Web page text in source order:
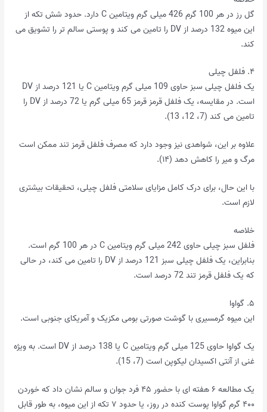
گل رز در هر 100 گرم 426 میلی گرم ویتامین C دارد. حدود شش تکه از
این میوه 132 درصد از DV را تامین می کند و پوستی سالم تر را تشویق می
کند.
۴. فلفل چیلی
یک فلفل چیلی سبز حاوی 109 میلی گرم ویتامین C یا 121 درصد از DV
است. در مقایسه، یک فلفل قرمز قرمز 65 میلی گرم یا 72 درصد از DV را
تامین می کند (7، 12، 13).
علاوه بر این، شواهدی نیز وجود دارد که مصرف فلفل قرمز تند ممکن است
مرگ و میر را کاهش دهد (۱۴).
با این حال، برای درک کامل مزایای سلامتی فلفل چیلی، تحقیقات بیشتری
لازم است.
خلاصه
فلفل سبز چیلی حاوی 242 میلی گرم ویتامین C در هر 100 گرم است.
بنابراین، یک فلفل چیلی سبز 121 درصد از DV را تامین می کند، در حالی
که یک فلفل قرمز تند 72 درصد است.
۵. گواوا
این میوه گرمسیری با گوشت صورتی بومی مکزیک و آمریکای جنوبی است.
یک گواوا حاوی 125 میلی گرم ویتامین C یا 138 درصد از DV است. به ویژه
غنی از آنتی اکسیدان لیکوپن است (7، 15).
یک مطالعه ۶ هفته ای با حضور ۴۵ فرد جوان و سالم نشان داد که خوردن
۴۰۰ گرم گواوا پوست کنده در روز، یا حدود ۷ تکه از این میوه، به طور قابل